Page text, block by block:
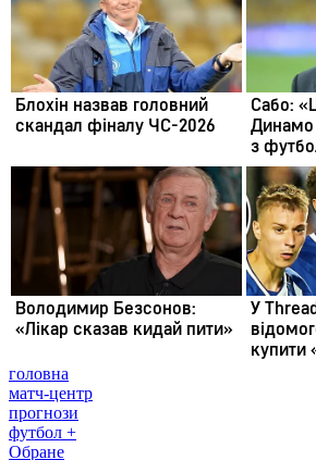
головна
матч-центр
прогнози
футбол +
Обране